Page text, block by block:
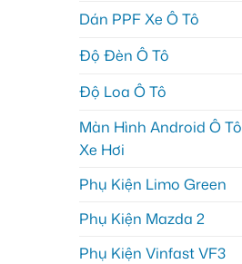
Dán PPF Xe Ô Tô
Độ Đèn Ô Tô
Độ Loa Ô Tô
Màn Hình Android Ô Tô
Xe Hơi
Phụ Kiện Limo Green
Phụ Kiện Mazda 2
Phụ Kiện Vinfast VF3